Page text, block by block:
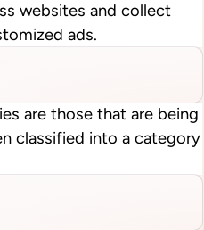
websites and collect
ads.
are those that are being
classified into a category